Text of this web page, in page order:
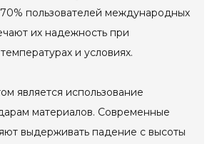
пользователей международных
их надежность при
и условиях.
является использование
материалов. Современные
выдерживать падение с высоты